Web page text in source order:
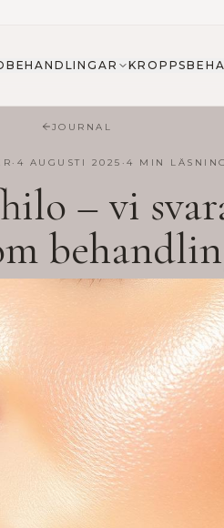
JOURNAL
· 4 AUGUSTI 2025 · 4 MIN LÄSNING
– vi